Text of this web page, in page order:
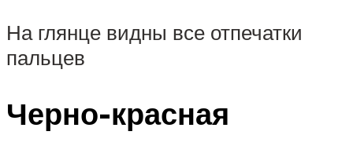
На глянце видны все отпечатки
пальцев
Черно-красная